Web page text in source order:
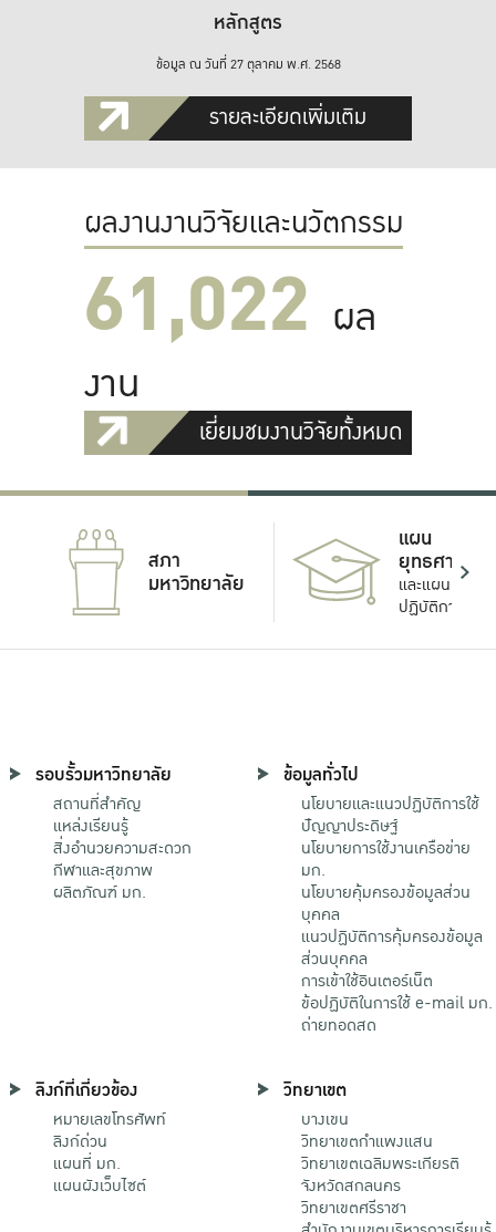
หลักสูตร
ข้อมูล ณ วันที่ 27 ตุลาคม พ.ศ. 2568
รายละเอียดเพิ่มเติม
ผลงานงานวิจัยและนวัตกรรม
61,022 ผล
งาน
เยี่ยมชมงานวิจัยทั้งหมด
สภา
มหาวิทยาลัย
แผน
ยุทธศาสตร์
และแผน
ปฏิบัติการ
รอบรั้วมหาวิทยาลัย
สถานที่สำคัญ
แหล่งเรียนรู้
สิ่งอำนวยความสะดวก
กีฬาและสุขภาพ
ผลิตภัณฑ์ มก.
ข้อมูลทั่วไป
นโยบายและแนวปฏิบัติการใช้
ปัญญาประดิษฐ์
นโยบายการใช้งานเครือข่าย
มก.
นโยบายคุ้มครองข้อมูลส่วน
บุคคล
แนวปฏิบัติการคุ้มครองข้อมูล
ส่วนบุคคล
การเข้าใช้อินเตอร์เน็ต
ข้อปฏิบัติในการใช้ e-mail มก.
ถ่ายทอดสด
ลิงก์ที่เกี่ยวข้อง
หมายเลขโทรศัพท์
ลิงก์ด่วน
แผนที่ มก.
แผนผังเว็บไซต์
วิทยาเขต
บางเขน
วิทยาเขตกําแพงแสน
วิทยาเขตเฉลิมพระเกียรติ
จังหวัดสกลนคร
วิทยาเขตศรีราชา